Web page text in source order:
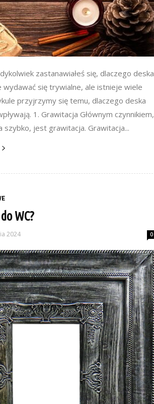
zastanawiałeś się, dlaczego deska
się trywialne, ale istnieje wiele
przyjrzymy się temu, dlaczego deska
1. Grawitacja Głównym czynnikiem,
jest grawitacja. Grawitacja...
WC?
2024 0